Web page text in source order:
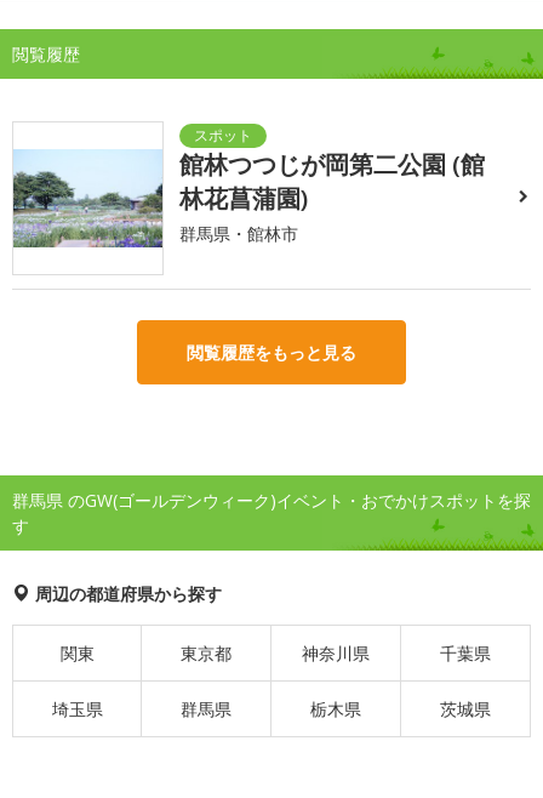
閲覧履歴
館林つつじが岡第二公園 (館
林花菖蒲園)
群馬県・館林市
閲覧履歴をもっと見る
群馬県 のGW(ゴールデンウィーク)イベント・おでかけスポットを探
す
周辺の都道府県から探す
関東 東京都 神奈川県 千葉県
埼玉県 群馬県 栃木県 茨城県